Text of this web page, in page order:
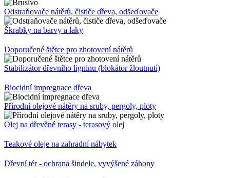
Odstraňovače nátěrů, čističe dřeva, odšeďovače
Škrabky na barvy a laky
Doporučené štětce pro zhotovení nátěrů
Stabilizátor dřevního ligninu (blokátor žloutnutí)
Biocidní impregnace dřeva
Přírodní olejové nátěry na sruby, pergoly, ploty
Olej na dřevěné terasy - terasový olej
Teakové oleje na zahradní nábytek
Dřevní tér - ochrana šindele, vyvýšené záhony